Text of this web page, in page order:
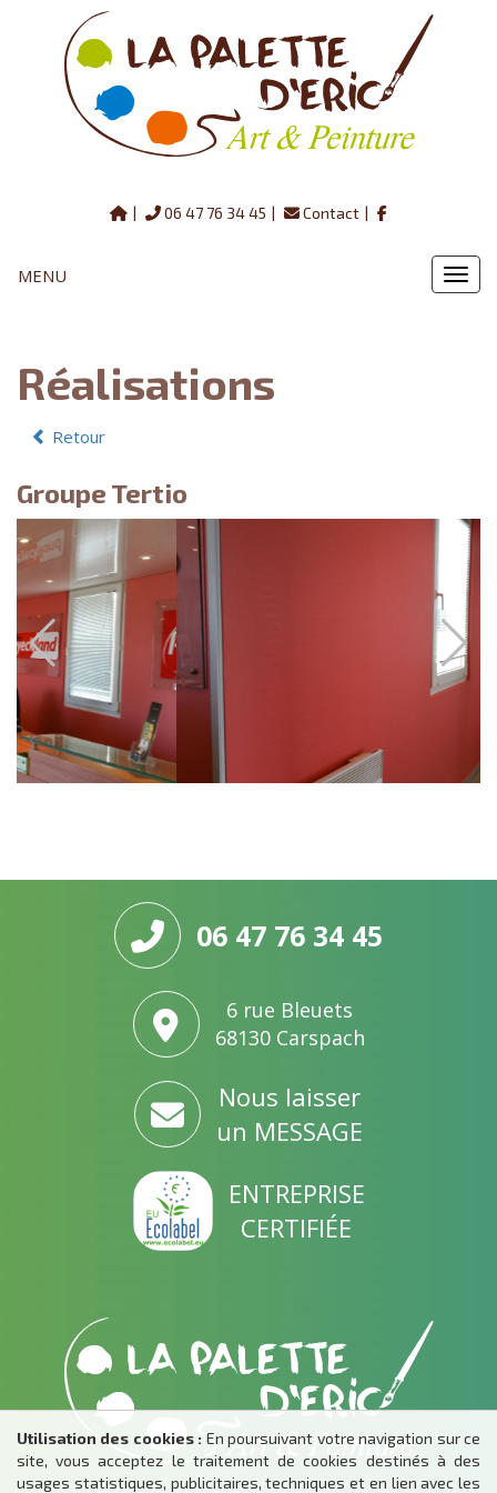
Utilisation des cookies : En poursuivant votre navigation sur ce
site, vous acceptez le traitement de cookies destinés à des
usages statistiques, publicitaires, techniques et en lien avec les
06 47 76 34 45 Contact
MENU
MENU
Réalisations
Retour
Groupe Tertio
06 47 76 34 45
6 rue Bleuets
68130 Carspach
Nous laisser
un MESSAGE
ENTREPRISE
CERTIFIÉE